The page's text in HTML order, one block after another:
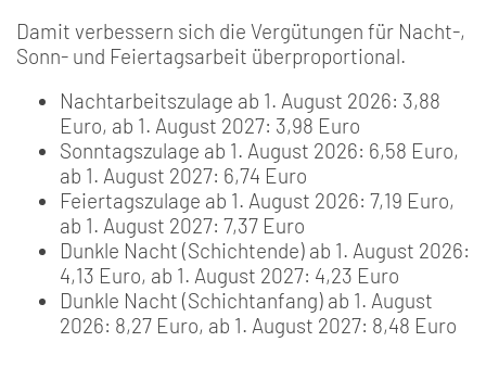
Damit verbessern sich die Vergütungen für Nacht-,
Sonn- und Feiertagsarbeit überproportional.
Nachtarbeitszulage ab 1. August 2026: 3,88
Euro, ab 1. August 2027: 3,98 Euro
Sonntagszulage ab 1. August 2026: 6,58 Euro,
ab 1. August 2027: 6,74 Euro
Feiertagszulage ab 1. August 2026: 7,19 Euro,
ab 1. August 2027: 7,37 Euro
Dunkle Nacht (Schichtende) ab 1. August 2026:
4,13 Euro, ab 1. August 2027: 4,23 Euro
Dunkle Nacht (Schichtanfang) ab 1. August
2026: 8,27 Euro, ab 1. August 2027: 8,48 Euro